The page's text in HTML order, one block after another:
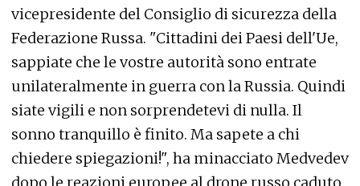
vicepresidente del Consiglio di sicurezza della
Federazione Russa. "Cittadini dei Paesi dell'Ue,
sappiate che le vostre autorità sono entrate
unilateralmente in guerra con la Russia. Quindi
siate vigili e non sorprendetevi di nulla. Il
sonno tranquillo è finito. Ma sapete a chi
chiedere spiegazioni!", ha minacciato Medvedev